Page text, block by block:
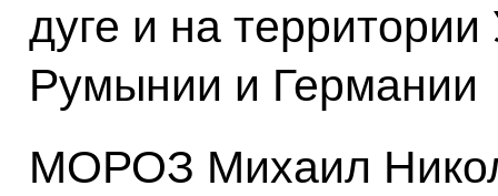
дуге и на
Румынии и Германии
МОРОЗ Михаил